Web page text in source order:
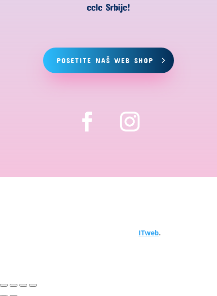
cele Srbije!
POSETITE NAŠ WEB SHOP
ITweb.